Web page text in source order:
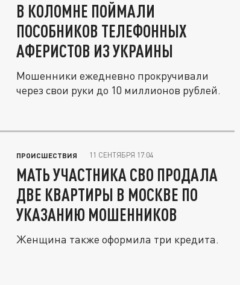
В КОЛОМНЕ ПОЙМАЛИ
ПОСОБНИКОВ ТЕЛЕФОННЫХ
АФЕРИСТОВ ИЗ УКРАИНЫ
Мошенники ежедневно прокручивали
через свои руки до 10 миллионов рублей.
ПРОИСШЕСТВИЯ 11 СЕНТЯБРЯ 17:04
МАТЬ УЧАСТНИКА СВО ПРОДАЛА
ДВЕ КВАРТИРЫ В МОСКВЕ ПО
УКАЗАНИЮ МОШЕННИКОВ
Женщина также оформила три кредита.